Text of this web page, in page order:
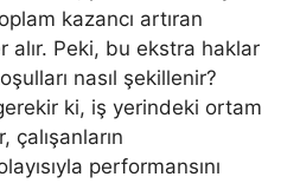
kazancı artıran
alır. Peki, bu ekstra haklar
nasıl şekillenir?
ki, iş yerindeki ortam
çalışanların
performansını